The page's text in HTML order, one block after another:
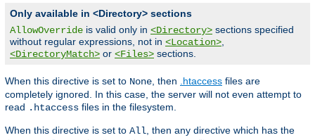
Only available in <Directory> sections
AllowOverride is valid only in <Directory> sections specified
without regular expressions, not in <Location>
<DirectoryMatch> or <Files> sections.
When this directive is set to None , then .htaccess files are
completely ignored. In this case, the server will not even attempt to
read .htaccess files in the filesystem.
When this directive is set to All , then any directive which has the